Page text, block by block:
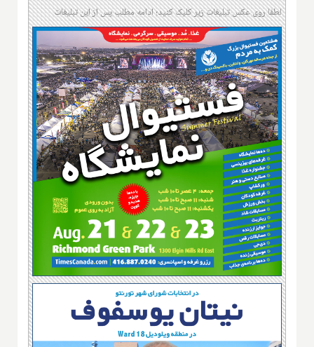
لطفا روی عکس تبلیغات زیر کلیک کنید؛ ادامه مطلب پس از این تبلیغات